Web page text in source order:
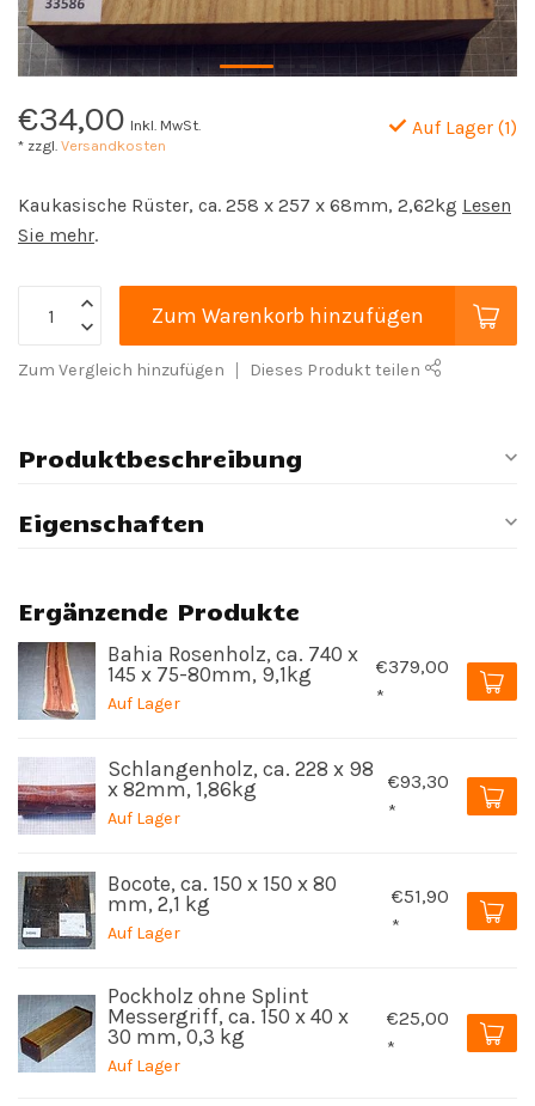
€34,00 Inkl. MwSt.
* zzgl. Versandkosten
Auf Lager (1)
Kaukasische Rüster, ca. 258 x 257 x 68mm, 2,62kg Lesen
Sie mehr.
Zum Warenkorb hinzufügen
Zum Vergleich hinzufügen Dieses Produkt teilen
Produktbeschreibung
Eigenschaften
Ergänzende Produkte
Bahia Rosenholz, ca. 740 x
145 x 75-80mm, 9,1kg
Auf Lager
€379,00
*
Schlangenholz, ca. 228 x 98
x 82mm, 1,86kg
Auf Lager
€93,30
*
Bocote, ca. 150 x 150 x 80
mm, 2,1 kg
Auf Lager
€51,90
*
Pockholz ohne Splint
Messergriff, ca. 150 x 40 x
30 mm, 0,3 kg
Auf Lager
€25,00
*